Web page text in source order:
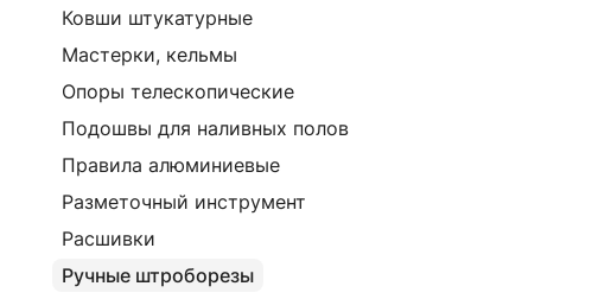
Ковши штукатурные
Мастерки, кельмы
Опоры телескопические
Подошвы для наливных полов
Правила алюминиевые
Разметочный инструмент
Расшивки
Ручные штроборезы